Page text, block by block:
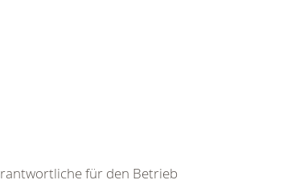
für den Betrieb